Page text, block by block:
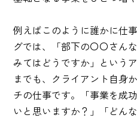
例えばこのように誰かに仕
グでは、「部下の〇〇さん
みてはどうですか」という
までも、クライアント自身
チの仕事です。「事業を成
いと思いますか？」「どん